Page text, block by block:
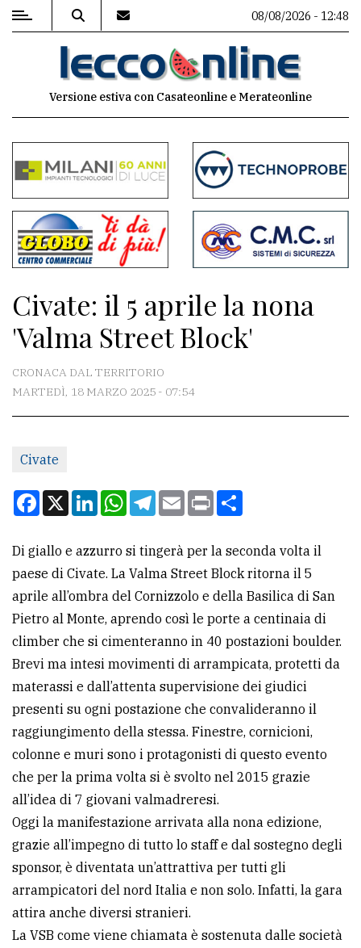
MENU
commenti
Contenuti
del
sito
Meteo
CONTATTI
Scrivici
Per
la
pubblicità
CERCA
Cerca
per
comune
avanzata
LE
ALTRE
TESTATE
08/08/2026 - 12:48
Versione estiva con Casateonline e Merateonline
Civate: il 5 aprile la nona
'Valma Street Block'
CRONACA DAL TERRITORIO
MARTEDÌ, 18 MARZO 2025 - 07:54
Civate
Facebook
X LinkedInWhatsApp
Telegram
EmailPrint
Di giallo e azzurro si tingerà per la seconda volta il
paese di Civate. La Valma Street Block ritorna il 5
aprile all’ombra del Cornizzolo e della Basilica di San
Pietro al Monte, aprendo così le porte a centinaia di
climber che si cimenteranno in 40 postazioni boulder.
Brevi ma intesi movimenti di arrampicata, protetti da
materassi e dall’attenta supervisione dei giudici
presenti su ogni postazione che convalideranno il
raggiungimento della stessa. Finestre, cornicioni,
colonne e muri sono i protagonisti di questo evento
che per la prima volta si è svolto nel 2015 grazie
all’idea di 7 giovani valmadreresi.
Oggi la manifestazione arrivata alla nona edizione,
grazie all’impegno di tutto lo staff e dal sostegno degli
sponsor, è diventata un’attrattiva per tutti gli
arrampicatori del nord Italia e non solo. Infatti, la gara
attira anche diversi stranieri.
La VSB come viene chiamata è sostenuta dalle società